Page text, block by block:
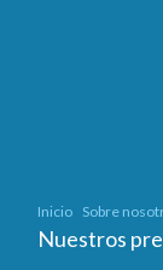
Inicio Sobre
Nuestros